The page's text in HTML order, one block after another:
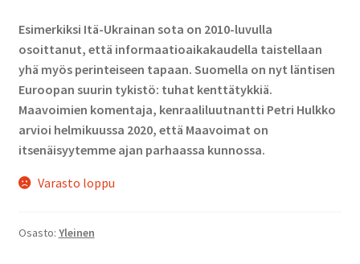
Esimerkiksi Itä-Ukrainan sota on 2010-luvulla
osoittanut, että informaatio­aikakaudella taistellaan
yhä myös perinteiseen tapaan. Suomella on nyt läntisen
Euroopan suurin tykistö: tuhat kenttätykkiä.
Maavoimien komentaja, kenraaliluutnantti Petri Hulkko
arvioi helmikuussa 2020, että Maavoimat on
itsenäisyytemme ajan parhaassa kunnossa.
Varasto loppu
Osasto: Yleinen